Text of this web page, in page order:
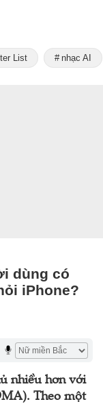
List nhạc AI
dùng có
iPhone?
nhiều hơn với
Theo một